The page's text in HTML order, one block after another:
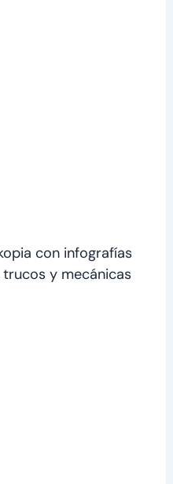
con infografías
y mecánicas